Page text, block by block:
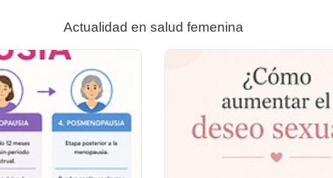
Actualidad en salud femenina